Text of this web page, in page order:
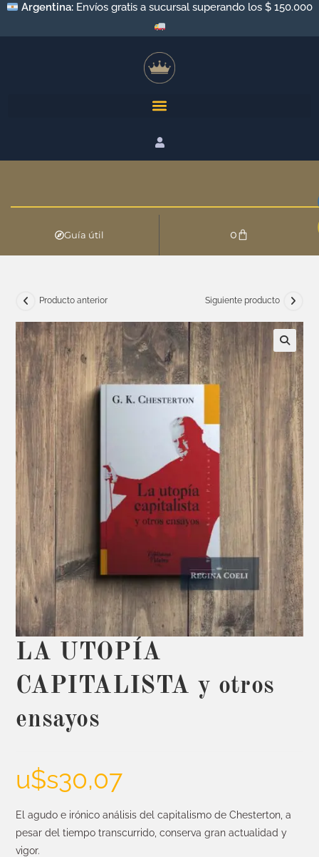
Argentina: Envíos gratis a sucursal superando los $ 150.000
Guía útil 0
Producto anterior Siguiente producto
LA UTOPÍA
CAPITALISTA y otros
ensayos
u$s30,07
El agudo e irónico análisis del capitalismo de Chesterton, a
pesar del tiempo transcurrido, conserva gran actualidad y
vigor.